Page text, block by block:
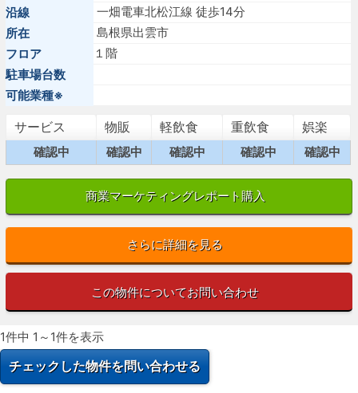
沿線
一畑電車北松江線 徒歩14分
所在
島根県出雲市
フロア
１階
駐車場台数
可能業種※
サービス 物販 軽飲食 重飲食 娯楽
確認中 確認中 確認中 確認中 確認中
商業マーケティングレポート購入
さらに詳細を見る
この物件についてお問い合わせ
1件中 1～1件を表示